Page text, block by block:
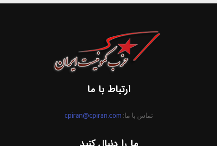
ارتباط با ما
تماس با ما: cpiran@cpiran.com